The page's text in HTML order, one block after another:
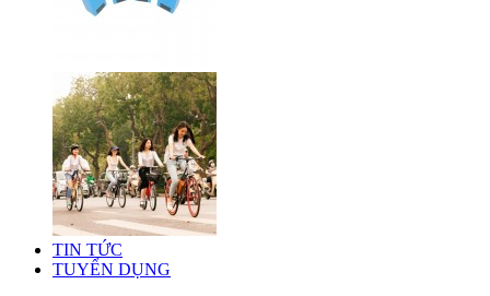
TIN TỨC
TUYỂN DỤNG